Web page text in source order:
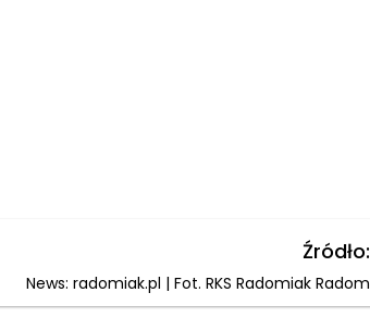
Źródło:
News: radomiak.pl | Fot. RKS Radomiak Radom